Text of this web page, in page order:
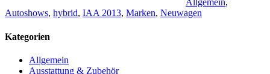
Allgemein,
Autoshows, hybrid, IAA 2013, Marken, Neuwagen
Kategorien
Allgemein
Ausstattung & Zubehör